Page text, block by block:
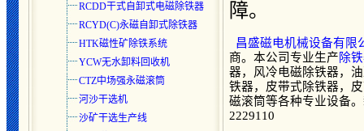
RCDD干式自卸式电磁除铁器
RCYD(C)永磁自卸式除铁器
HTK磁性矿除铁系统
YCW无水卸料回收机
CTZ中场强永磁滚筒
河沙干选机
沙矿干选生产线
障。
昌盛磁电机械设备有限
商。本公司专业生产除
器，风冷电磁除铁器，
铁器，皮带式除铁器，
磁滚筒等各种专业设备
2229110